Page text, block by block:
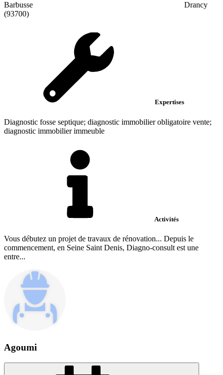
Barbusse
Drancy
(93700)
Expertises
Diagnostic fosse septique; diagnostic immobilier obligatoire vente;
diagnostic immobilier immeuble
Activités
Vous débutez un projet de travaux de rénovation... Depuis le
commencement, en Seine Saint Denis, Diagno-consult est une
entre...
Agoumi